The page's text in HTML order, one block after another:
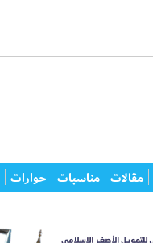
مقالات مناسبات حوارات